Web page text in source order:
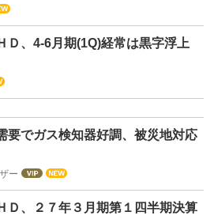
Ｄ、4-6月期(1Q)経常は黒字浮上
要でガス検知器好調、被災地対応
ー
Ｄ、２７年３月期第１四半期決算